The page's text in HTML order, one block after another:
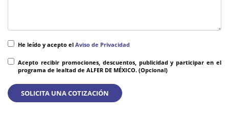
He leído y acepto el Aviso de Privacidad
Acepto recibir promociones, descuentos, publicidad y participar en el
programa de lealtad de ALFER DE MÉXICO. (Opcional)
SOLICITA UNA COTIZACIÓN